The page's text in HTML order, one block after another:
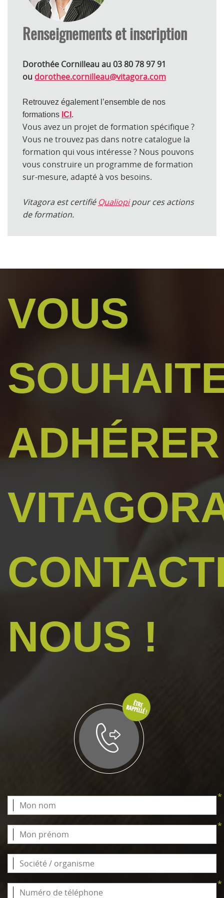
Renseignements et inscription
Dorothée Cornilleau au 03 80 78 97 91
ou dorothee.cornilleau@vitagora.com
Retrouvez également l’ensemble de nos
formations ICI .
Vous avez un projet de formation spécifique ?
Vous ne trouvez pas dans notre catalogue la
formation qui vous intéresse ? Nous pouvons
vous construire un programme de formation
sur-mesure, adapté à vos besoins.
Vitagora est certifié Qualiopipour ces actions
de formation.
VOUS
NOUS !
*
*
*